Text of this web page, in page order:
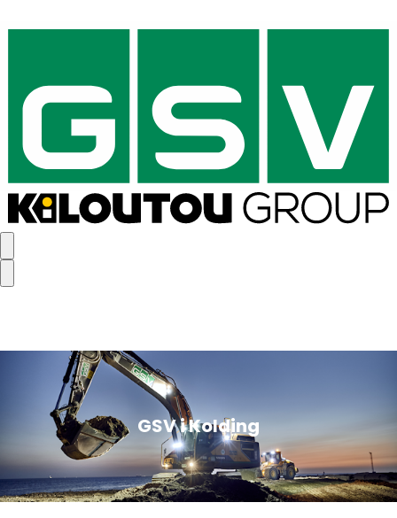
GSV i Kolding